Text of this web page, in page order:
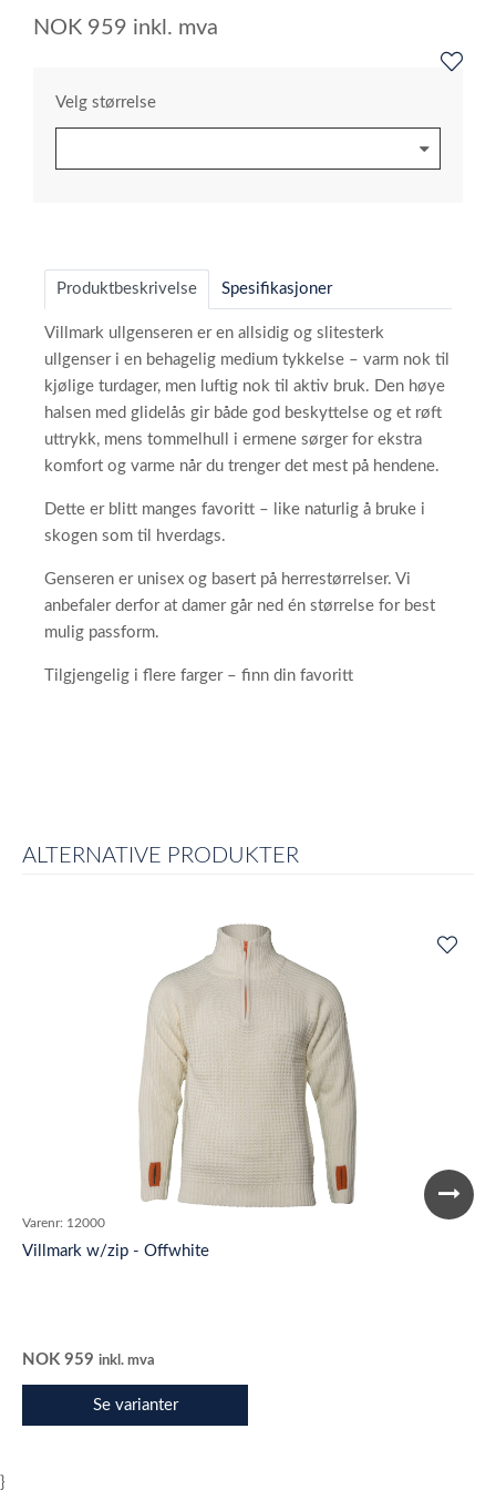
NOK 959 inkl. mva
Velg størrelse
Produktbeskrivelse Spesifikasjoner
Villmark ullgenseren er en allsidig og slitesterk
ullgenser i en behagelig medium tykkelse – varm nok til
kjølige turdager, men luftig nok til aktiv bruk. Den høye
halsen med glidelås gir både god beskyttelse og et røft
uttrykk, mens tommelhull i ermene sørger for ekstra
komfort og varme når du trenger det mest på hendene.
Dette er blitt manges favoritt – like naturlig å bruke i
skogen som til hverdags.
Genseren er unisex og basert på herrestørrelser. Vi
anbefaler derfor at damer går ned én størrelse for best
mulig passform.
Tilgjengelig i flere farger – finn din favoritt
ALTERNATIVE PRODUKTER
Varenr: 12000
Villmark w/zip - Offwhite
NOK 959 inkl. mva
Se varianter
}